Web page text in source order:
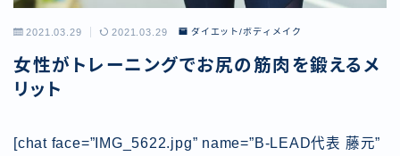
2021.03.29 2021.03.29 ダイエット/ボディメイク
女性がトレーニングでお尻の筋肉を鍛えるメ
リット
[chat face=”IMG_5622.jpg” name=”B-LEAD代表 藤元”